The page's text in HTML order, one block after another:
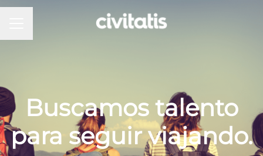
Buscamos talento
para seguir viajando.